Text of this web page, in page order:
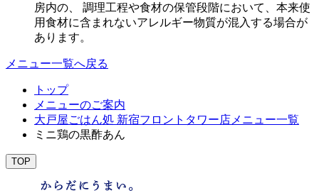
房内の、 調理工程や食材の保管段階において、本来使
用食材に含まれないアレルギー物質が混入する場合が
あります。
メニュー一覧へ戻る
トップ
メニューのご案内
大戸屋ごはん処 新宿フロントタワー店メニュー一覧
ミニ鶏の黒酢あん
TOP